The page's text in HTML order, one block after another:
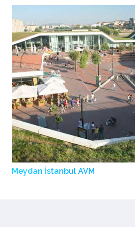
Meydan İstanbul AVM